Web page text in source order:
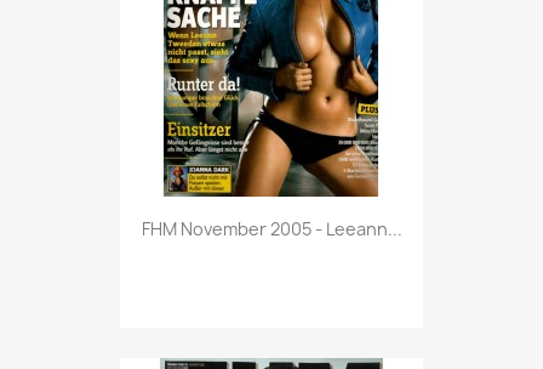
Vorschau
FHM November 2005 - Leeann...